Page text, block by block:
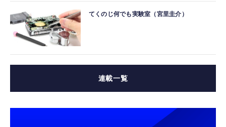
てくのじ何でも実験室（宮里圭介）
連載一覧